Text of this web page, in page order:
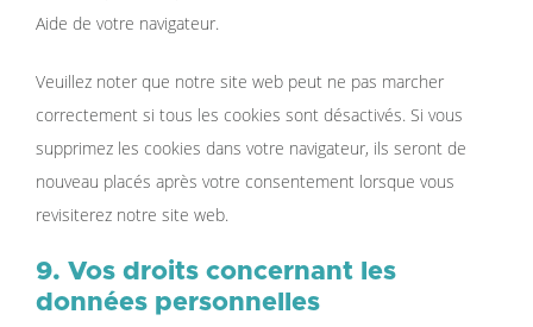
Aide de votre navigateur.
Veuillez noter que notre site web peut ne pas marcher
correctement si tous les cookies sont désactivés. Si vous
supprimez les cookies dans votre navigateur, ils seront de
nouveau placés après votre consentement lorsque vous
revisiterez notre site web.
9. Vos droits concernant les
données personnelles